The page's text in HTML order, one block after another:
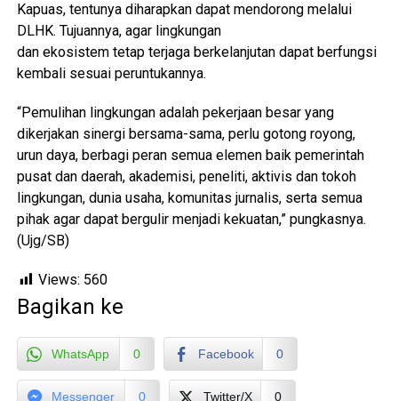
Kapuas, tentunya diharapkan dapat mendorong melalui
DLHK. Tujuannya, agar lingkungan
dan ekosistem tetap terjaga berkelanjutan dapat berfungsi
kembali sesuai peruntukannya.
“Pemulihan lingkungan adalah pekerjaan besar yang
dikerjakan sinergi bersama-sama, perlu gotong royong,
urun daya, berbagi peran semua elemen baik pemerintah
pusat dan daerah, akademisi, peneliti, aktivis dan tokoh
lingkungan, dunia usaha, komunitas jurnalis, serta semua
pihak agar dapat bergulir menjadi kekuatan,” pungkasnya.
(Ujg/SB)
Views: 560
Bagikan ke
WhatsApp 0 Facebook 0
Messenger 0 Twitter/X 0